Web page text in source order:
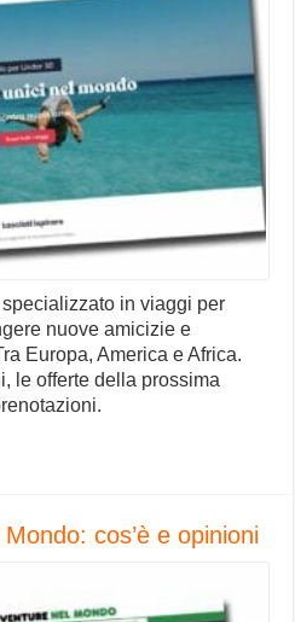
in viaggi per
nuove amicizie e
Europa, America e Africa.
le offerte della prossima
cos’è e opinioni